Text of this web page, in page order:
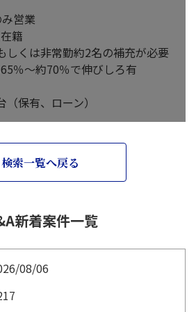
営業
籍
しくは非常勤約2名の補充が必要
％～約70％で伸びしろ有
保有、ローン）
検索一覧へ戻る
新着案件一覧
08/06